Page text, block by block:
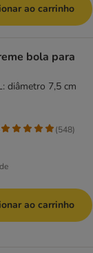
ao carrinho
bola para
diâmetro 7,5 cm
(548)
ao carrinho